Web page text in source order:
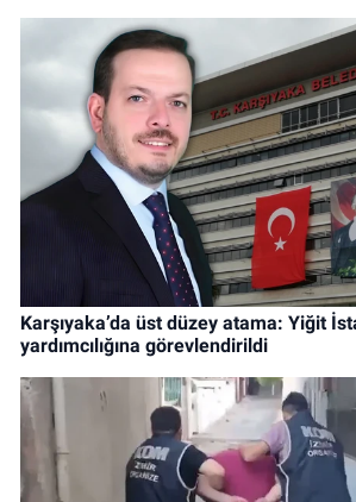
Karşıyaka’da üst düzey atama: Yiğit
yardımcılığına görevlendirildi